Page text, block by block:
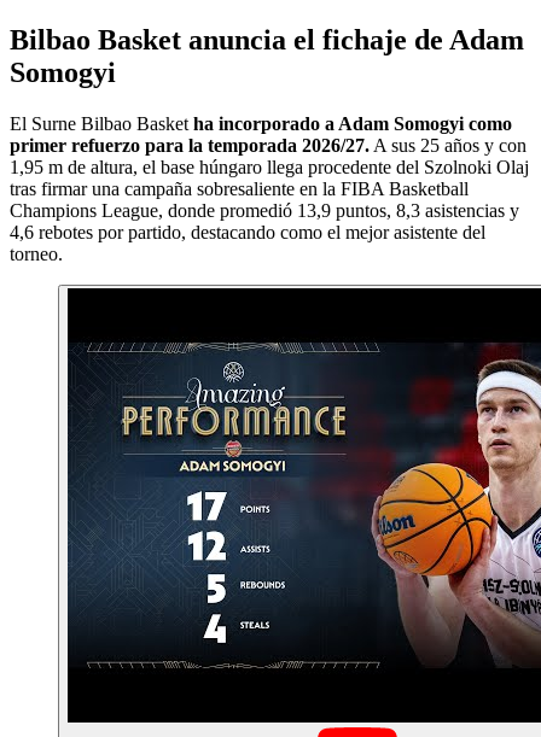
Bilbao Basket anuncia el fichaje de Adam
Somogyi
El Surne Bilbao Basket ha incorporado a Adam Somogyi como
primer refuerzo para la temporada 2026/27. A sus 25 años y con
1,95 m de altura, el base húngaro llega procedente del Szolnoki Olaj
tras firmar una campaña sobresaliente en la FIBA Basketball
Champions League, donde promedió 13,9 puntos, 8,3 asistencias y
4,6 rebotes por partido, destacando como el mejor asistente del
torneo.